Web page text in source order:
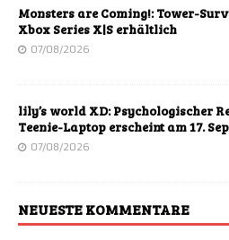
Monsters are Coming!: Tower-
Xbox Series X|S erhältlich
07/08/2026
lily’s world XD: Psychologischer
Teenie-Laptop erscheint am 17.
07/08/2026
NEUESTE KOMMENTARE